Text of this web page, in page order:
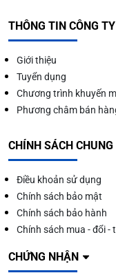
THÔNG TIN CÔNG TY
Giới thiệu
Tuyển dụng
Chương trình khuyến
Phương châm bán
CHÍNH SÁCH CHUNG
Điều khoản sử dụng
Chính sách bảo mật
Chính sách bảo hành
Chính sách mua - đổi -
CHỨNG NHẬN